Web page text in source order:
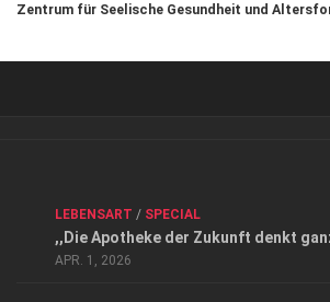
Zentrum für Seelische Gesundheit und
Datenschutzerklärung
Top Magazin Dresden / Ostsachsen
LEBENSART / SPECIAL
,,Die Apotheke der Zukunft denkt
APR. 1, 2026